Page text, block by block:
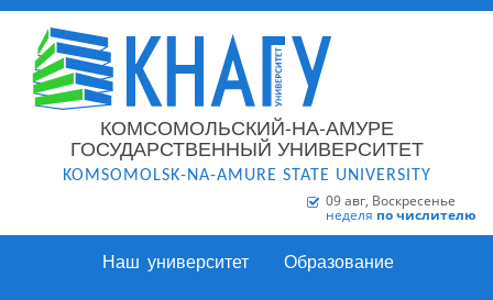
КОМСОМОЛЬСКИЙ-НА-АМУРЕ
ГОСУДАРСТВЕННЫЙ УНИВЕРСИТЕТ
KOMSOMOLSK-NA-AMURE STATE UNIVERSITY
09 авг, Воскресенье
неделя по числителю
Наш университет Образование